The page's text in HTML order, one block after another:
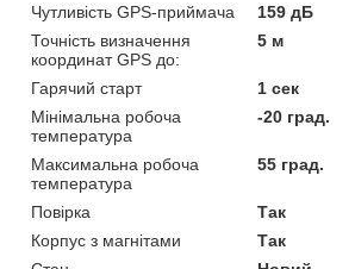
Чутливість GPS-приймача
159 дБ
Точність визначення
координат GPS до:
5 м
Гарячий старт
1 сек
Мінімальна робоча
температура
-20 град.
Максимальна робоча
температура
55 град.
Повірка
Так
Корпус з магнітами
Так